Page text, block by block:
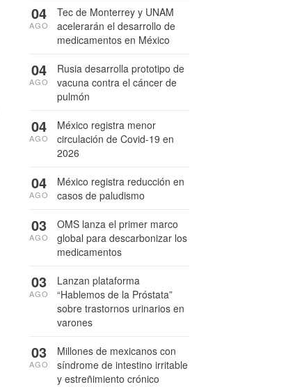
Tec de Monterrey y UNAM
acelerarán el desarrollo de
medicamentos en México
04
AGO
Rusia desarrolla prototipo de
vacuna contra el cáncer de
pulmón
04
AGO
México registra menor
circulación de Covid-19 en
2026
04
AGO
México registra reducción en
casos de paludismo
04
AGO
OMS lanza el primer marco
global para descarbonizar los
medicamentos
03
AGO
Lanzan plataforma
“Hablemos de la Próstata”
sobre trastornos urinarios en
varones
03
AGO
Millones de mexicanos con
síndrome de intestino irritable
y estreñimiento crónico
03
AGO